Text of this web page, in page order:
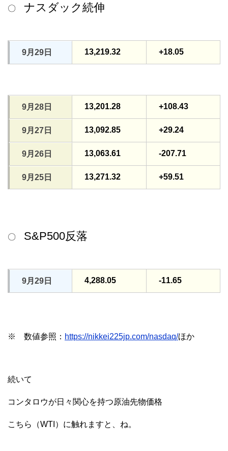
〇 ナスダック続伸
9月29日 13,219.32 +18.05
9月28日 13,201.28 +108.43
9月27日 13,092.85 +29.24
9月26日 13,063.61 -207.71
9月25日 13,271.32 +59.51
〇 S&P500反落
9月29日 4,288.05 -11.65
※ 数値参照： https://nikkei225jp.com/nasdaq/ほか
続いて
コンタロウが日々関心を持つ原油先物価格
こちら（WTI）に触れますと、ね。